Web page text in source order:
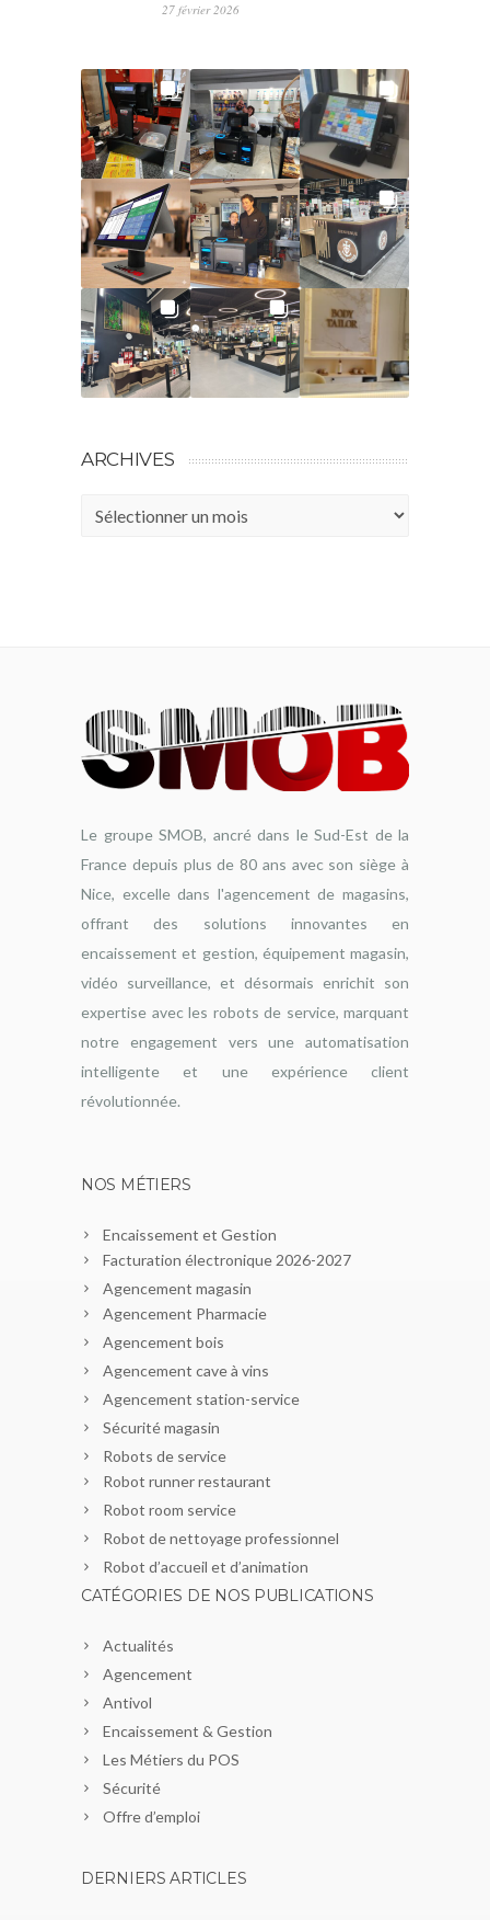
27 février 2026
ARCHIVES
Archives
Le groupe SMOB, ancré dans le Sud-Est de la
France depuis plus de 80 ans avec son siège à
Nice, excelle dans l'agencement de magasins,
offrant des solutions innovantes en
encaissement et gestion, équipement magasin,
vidéo surveillance, et désormais enrichit son
expertise avec les robots de service, marquant
notre engagement vers une automatisation
intelligente et une expérience client
révolutionnée.
NOS MÉTIERS
Encaissement et Gestion
Facturation électronique 2026-2027
Agencement magasin
Agencement Pharmacie
Agencement bois
Agencement cave à vins
Agencement station-service
Sécurité magasin
Robots de service
Robot runner restaurant
Robot room service
Robot de nettoyage professionnel
Robot d’accueil et d’animation
CATÉGORIES DE NOS PUBLICATIONS
Actualités
Agencement
Antivol
Encaissement & Gestion
Les Métiers du POS
Sécurité
Offre d’emploi
DERNIERS ARTICLES